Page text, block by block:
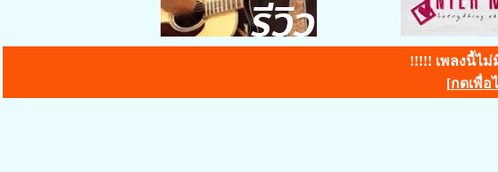
!!!!! เพลงนี้ไม่
[กดเพื่อ